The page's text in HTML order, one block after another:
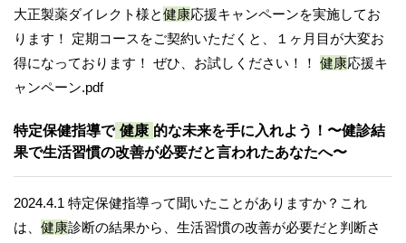
大正製薬ダイレクト様と健康応援キャンペーンを実施してお
ります！ 定期コースをご契約いただくと、１ヶ月目が大変お
得になっております！ ぜひ、お試しください！！ 健康応援キ
ャンペーン.pdf
特定保健指導で 健康 的な未来を手に入れよう！〜健診結
果で生活習慣の改善が必要だと言われたあなたへ〜
2024.4.1 特定保健指導って聞いたことがありますか？これ
は、 健康診断の結果から、生活習慣の改善が必要だと判断さ